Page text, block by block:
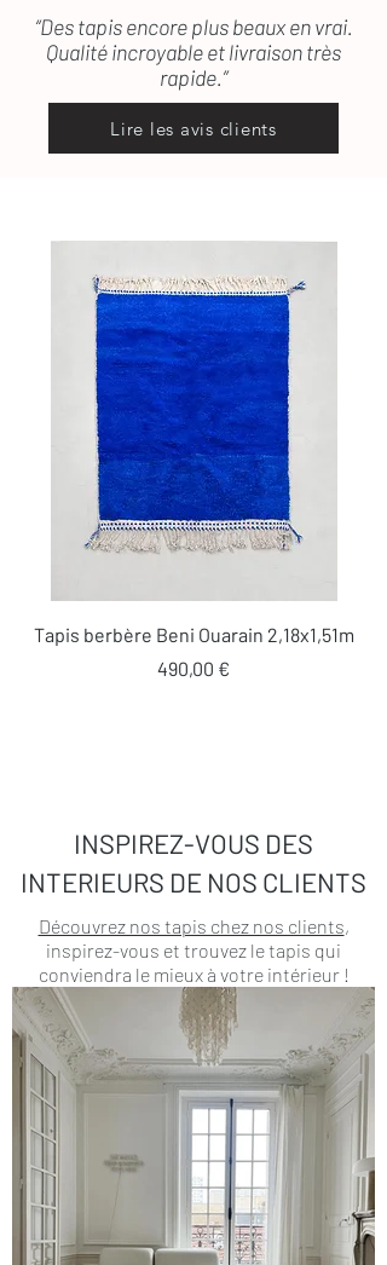
“Des tapis encore plus beaux en vrai.
Qualité incroyable et livraison très
rapide.”
Lire les avis clients
Tapis berbère Beni Ouarain 2,18x1,51m
Prix
490,00 €
INSPIREZ-VOUS DES
INTERIEURS DE NOS CLIENTS
Découvrez nos tapis chez nos clients,
inspirez-vous et trouvez le tapis qui
conviendra le mieux à votre intérieur !